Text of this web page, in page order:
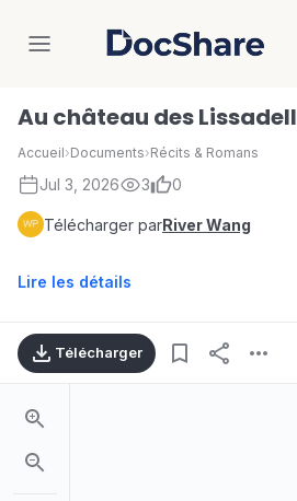
DocShare
Au château des Lissadell
Accueil›Documents›Récits & Romans
Jul 3, 2026 3 0
Télécharger parRiver Wang
Lire les détails
Télécharger